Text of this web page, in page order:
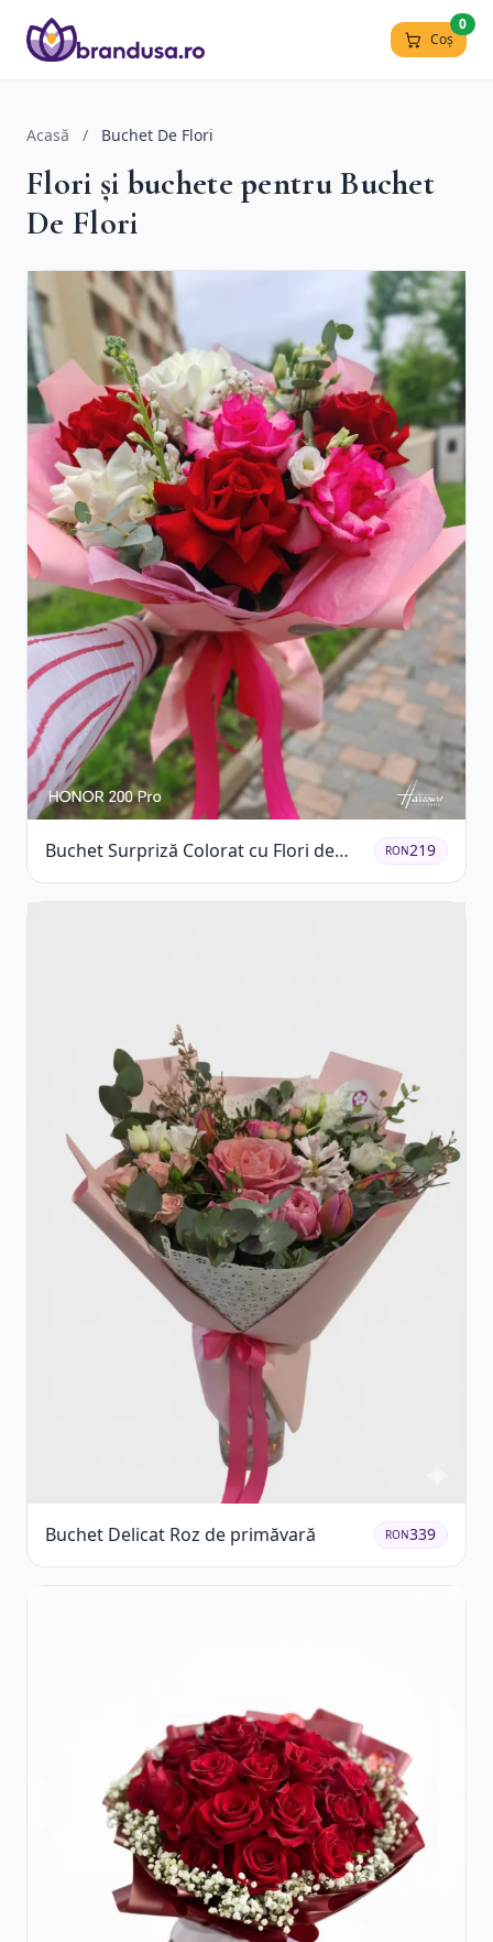
Coș
0
Acasă / Buchet De Flori
Flori și buchete pentru Buchet
De Flori
Buchet Surpriză Colorat cu Flori de
Sezon
RON219
Buchet Delicat Roz de primăvară RON339